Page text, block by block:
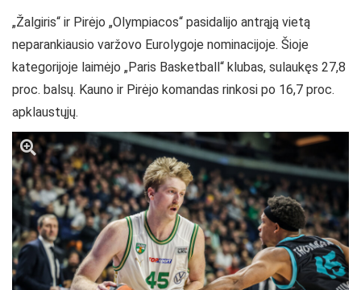
„Žalgiris“ ir Pirėjo „Olympiacos“ pasidalijo antrąją vietą
neparankiausio varžovo Eurolygoje nominacijoje. Šioje
kategorijoje laimėjo „Paris Basketball“ klubas, sulaukęs 27,8
proc. balsų. Kauno ir Pirėjo komandas rinkosi po 16,7 proc.
apklaustųjų.